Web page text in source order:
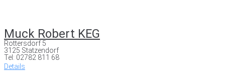
Muck Robert KEG
Rottersdorf 5
3125 Statzendorf
Tel: 02782 811 68
Details